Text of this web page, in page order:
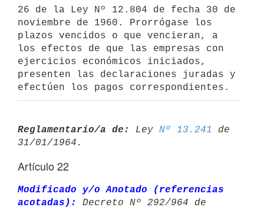
26 de la Ley Nº 12.804 de fecha 30 de
noviembre de 1960. Prorrógase los
plazos vencidos o que vencieran, a
los efectos de que las empresas con
ejercicios económicos iniciados,
presenten las declaraciones juradas y
efectúen los pagos correspondientes.
Reglamentario/a de: Ley Nº 13.241
de
Artículo 22
Modificado y/o Anotado (referencias
acotadas):
Decreto Nº 292/964 de